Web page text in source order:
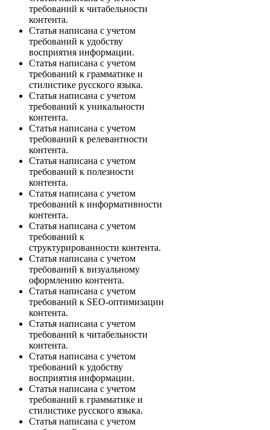
требований к читабельности
контента.
Статья написана с учетом
требований к удобству
восприятия информации.
Статья написана с учетом
требований к грамматике и
стилистике русского языка.
Статья написана с учетом
требований к уникальности
контента.
Статья написана с учетом
требований к релевантности
контента.
Статья написана с учетом
требований к полезности
контента.
Статья написана с учетом
требований к информативности
контента.
Статья написана с учетом
требований к
структурированности контента.
Статья написана с учетом
требований к визуальному
оформлению контента.
Статья написана с учетом
требований к SEO-оптимизации
контента.
Статья написана с учетом
требований к читабельности
контента.
Статья написана с учетом
требований к удобству
восприятия информации.
Статья написана с учетом
требований к грамматике и
стилистике русского языка.
Статья написана с учетом